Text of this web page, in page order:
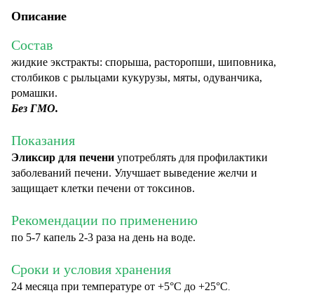
Описание
Состав
жидкие экстракты: спорыша, расторопши, шиповника,
столбиков с рыльцами кукурузы, мяты, одуванчика,
ромашки.
Без ГМО.
Показания
Эликсир для печени употреблять для профилактики
заболеваний печени. Улучшает выведение желчи и
защищает клетки печени от токсинов.
Рекомендации по применению
по 5-7 капель 2-3 раза на день на воде.
Сроки и условия хранения
24 месяца при температуре от +5°С до +25°C